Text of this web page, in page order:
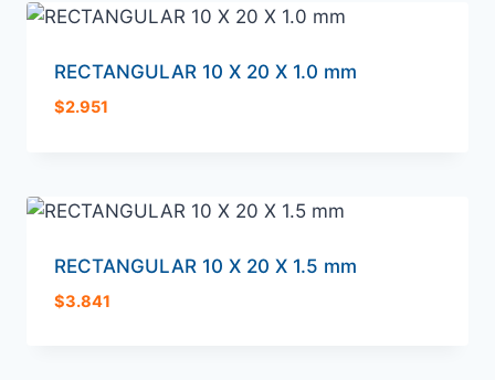
RECTANGULAR 10 X 20 X 1.0 mm
$2.951
RECTANGULAR 10 X 20 X 1.5 mm
$3.841